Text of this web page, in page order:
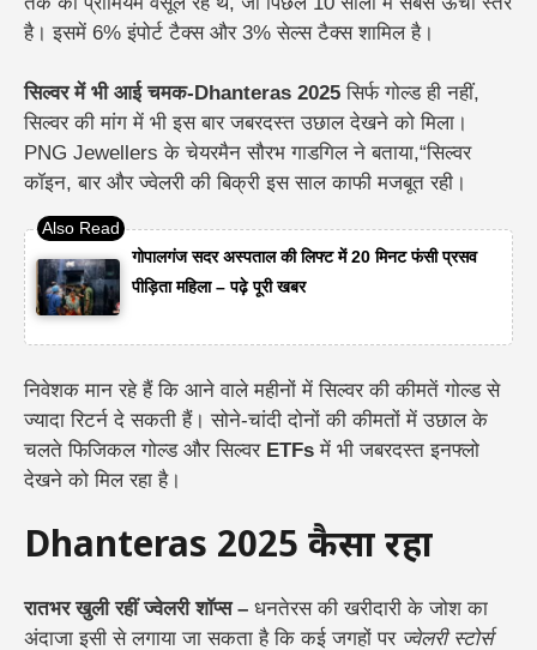
है। इसमें 6% इंपोर्ट टैक्स और 3% सेल्स टैक्स शामिल है।
सिल्वर में भी आई चमक-Dhanteras 2025सिर्फ गोल्ड ही नहीं,
सिल्वर की मांग में भी इस बार जबरदस्त उछालदेखने को मिला।
PNG Jewellers के चेयरमैन सौरभ गाडगिलने बताया,“सिल्वर
कॉइन, बार और ज्वेलरी की बिक्री इस साल काफी मजबूत रही।
गोपालगंज सदर अस्पताल की लिफ्ट में 20 मिनट फंसी प्रसव
पीड़िता महिला – पढ़े पूरी खबर
निवेशक मान रहे हैं कि आने वाले महीनों मेंसिल्वर की कीमतें गोल्ड से
ज्यादा रिटर्न दे सकती हैं।सोने-चांदी दोनों की कीमतों में उछाल के
चलतेफिजिकल गोल्ड और सिल्वरETFs में भी जबरदस्त इनफ्लो
देखने को मिल रहा है।
Dhanteras 2025 कैसा रहा
रातभर खुली रहीं ज्वेलरी शॉप्स – धनतेरस की खरीदारी के जोश का
अंदाजा इसी से लगाया जा सकता है कि कई जगहों पर ज्वेलरी स्टोर्स